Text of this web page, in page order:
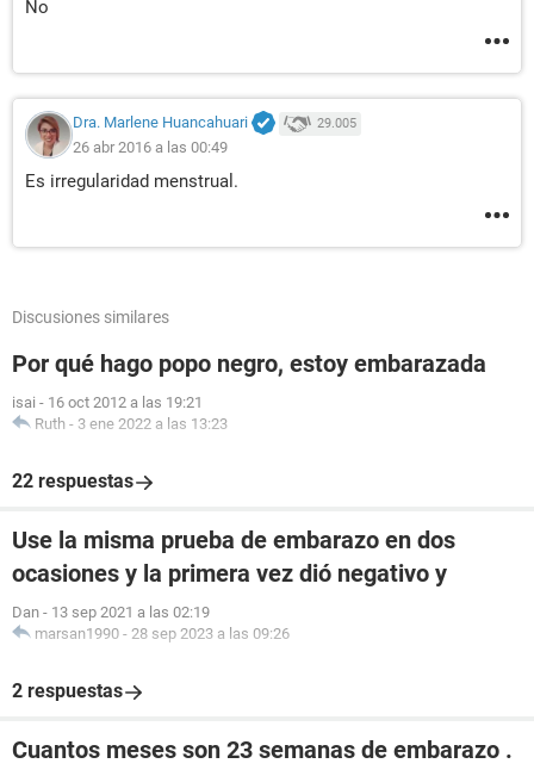
No
Dra. Marlene Huancahuari 29.005
26 abr 2016 a las 00:49
Es irregularidad menstrual.
Discusiones similares
Por qué hago popo negro, estoy embarazada
isai - 16 oct 2012 a las 19:21
Ruth - 3 ene 2022 a las 13:23
22 respuestas
Use la misma prueba de embarazo en dos
ocasiones y la primera vez dió negativo y
Dan - 13 sep 2021 a las 02:19
marsan1990 - 28 sep 2023 a las 09:26
2 respuestas
Cuantos meses son 23 semanas de embarazo .